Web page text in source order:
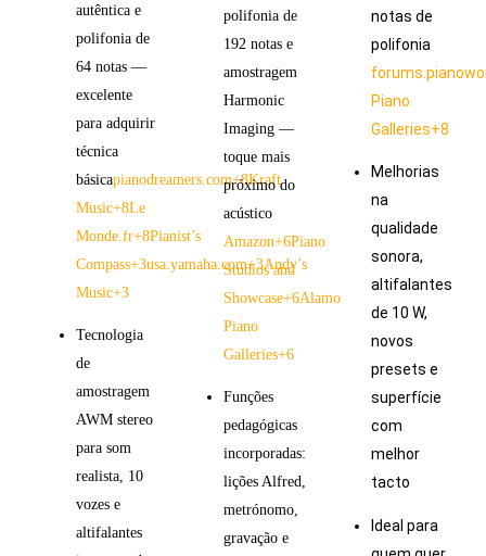
autêntica e
polifonia de
64 notas —
excelente
para adquirir
técnica
básicapianodreamers.com+8Kraft
Music+8Le
Monde.fr+8Pianist’s
Compass+3usa.yamaha.com+3Andy’s
Music+3
Tecnologia
de
amostragem
AWM stereo
para som
realista, 10
vozes e
altifalantes
polifonia de
192 notas e
amostragem
Harmonic
Imaging —
toque mais
próximo do
acústico
Amazon+6Piano
Studios and
Showcase+6Alamo
Piano
Galleries+6
Funções
pedagógicas
incorporadas:
lições Alfred,
metrónomo,
gravação e
notas de
polifonia
Piano
Galleries+8
Melhorias
na
qualidade
sonora,
altifalantes
de 10 W,
novos
presets e
superfície
com
melhor
tacto
Ideal para